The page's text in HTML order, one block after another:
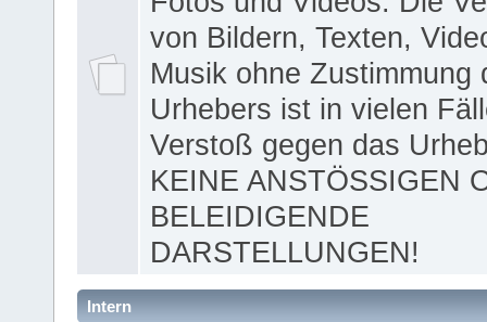
von Bildern, Texten,
Musik ohne Zustimmung
Urhebers ist in vielen
Verstoß gegen das
KEINE ANSTÖSSIGEN
BELEIDIGENDE
DARSTELLUNGEN!
Intern